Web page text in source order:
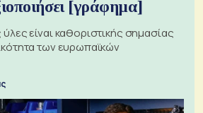
[γράφημα]
είναι καθοριστικής σημασίας
των ευρωπαϊκών